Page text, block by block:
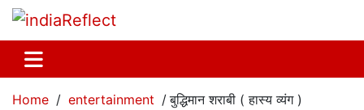
Home entertainment बुद्धिमान शराबी ( हास्य व्यंग )